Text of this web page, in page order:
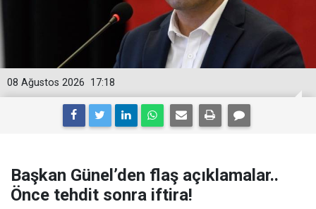
17:18
08 Ağustos 2026
Başkan Günel’den flaş açıklamalar..
Önce tehdit sonra iftira!